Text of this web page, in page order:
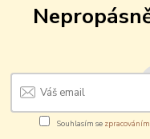
Souhlasím se